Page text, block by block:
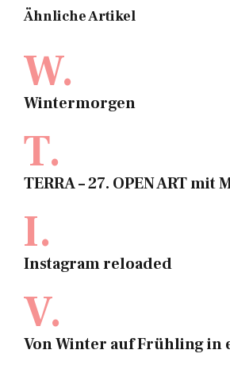
Ähnliche Artikel
W.
Wintermorgen
T.
TERRA – 27. OPEN ART
I.
Instagram reloaded
V.
Von Winter auf Frühling in